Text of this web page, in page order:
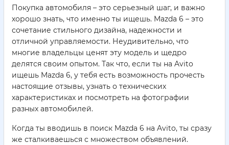
Покупка автомобиля – это серьезный шаг, и важно
хорошо знать, что именно ты ищешь. Mazda 6 – это
сочетание стильного дизайна, надежности и
отличной управляемости. Неудивительно, что
многие владельцы ценят эту модель и щедро
делятся своим опытом. Так что, если ты на Avito
ищешь Mazda 6, у тебя есть возможность прочесть
настоящие отзывы, узнать о технических
характеристиках и посмотреть на фотографии
разных автомобилей.
Когда ты вводишь в поиск Mazda 6 на Avito, ты сразу
же сталкиваешься с множеством объявлений.